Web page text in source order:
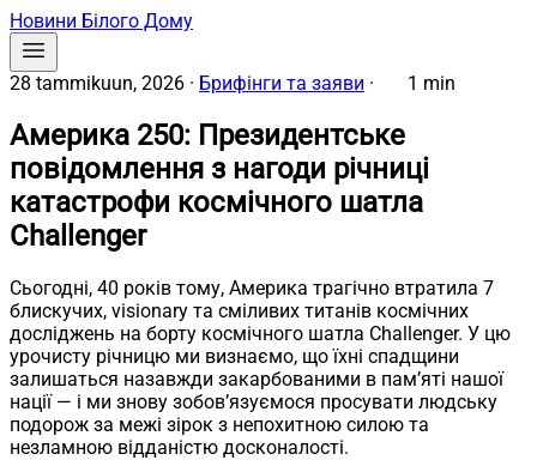
Новини Білого Дому
28 tammikuun, 2026 · Брифінги та заяви · 1 min
Америка 250: Президентське
повідомлення з нагоди річниці
катастрофи космічного шатла
Challenger
Сьогодні, 40 років тому, Америка трагічно втратила 7
блискучих, visionary та сміливих титанів космічних
досліджень на борту космічного шатла Challenger. У цю
урочисту річницю ми визнаємо, що їхні спадщини
залишаться назавжди закарбованими в пам’яті нашої
нації — і ми знову зобов’язуємося просувати людську
подорож за межі зірок з непохитною силою та
незламною відданістю досконалості.